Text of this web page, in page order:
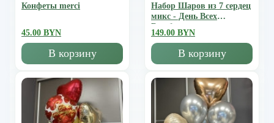
Конфеты merci
45.00 BYN
В корзину
Набор Шаров из 7 сердец
микс - День Всех
Влюбленных
149.00 BYN
В корзину